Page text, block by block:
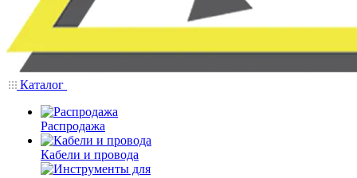
Каталог
Распродажа
Кабели и провода